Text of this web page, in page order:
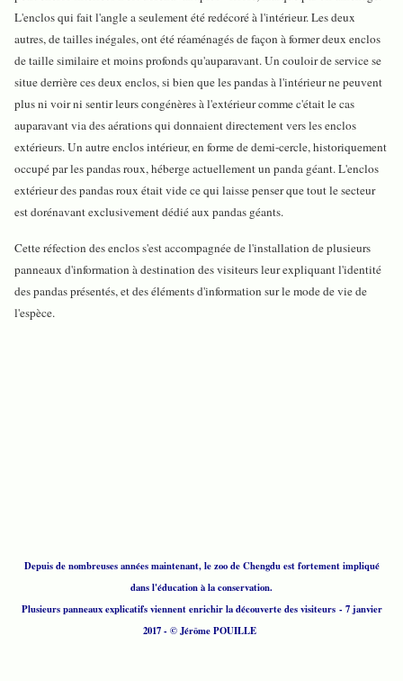
L'enclos qui fait l'angle a seulement été redécoré à l'intérieur. Les deux
autres, de tailles inégales, ont été réaménagés de façon à former deux enclos
de taille similaire et moins profonds qu'auparavant. Un couloir de service se
situe derrière ces deux enclos, si bien que les pandas à l'intérieur ne peuvent
plus ni voir ni sentir leurs congénères à l'extérieur comme c'était le cas
auparavant via des aérations qui donnaient directement vers les enclos
extérieurs. Un autre enclos intérieur, en forme de demi-cercle, historiquement
occupé par les pandas roux, héberge actuellement un panda géant. L'enclos
extérieur des pandas roux était vide ce qui laisse penser que tout le secteur
est dorénavant exclusivement dédié aux pandas géants.
Cette réfection des enclos s'est accompagnée de l'installation de plusieurs
panneaux d'information à destination des visiteurs leur expliquant l'identité
des pandas présentés, et des éléments d'information sur le mode de vie de
l'espèce.
Depuis de nombreuses années maintenant, le zoo de Chengdu est fortement impliqué
dans l'éducation à la conservation.
Plusieurs panneaux explicatifs viennent enrichir la découverte des visiteurs - 7 janvier
2017 - © Jérôme POUILLE